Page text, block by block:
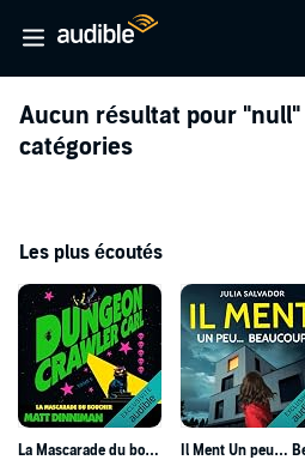
Aucun résultat pour "null"
catégories
Les plus écoutés
La Mascarade du boucher